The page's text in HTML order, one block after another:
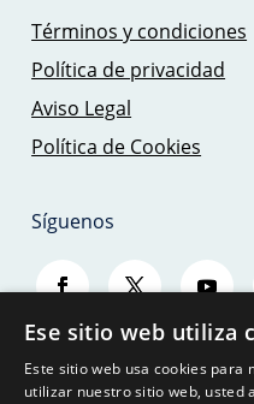
Términos y condiciones
Política de privacidad
Aviso Legal
Política de Cookies
Síguenos
Ese sitio web utiliza
Este sitio web usa cookies
utilizar nuestro sitio web, usted